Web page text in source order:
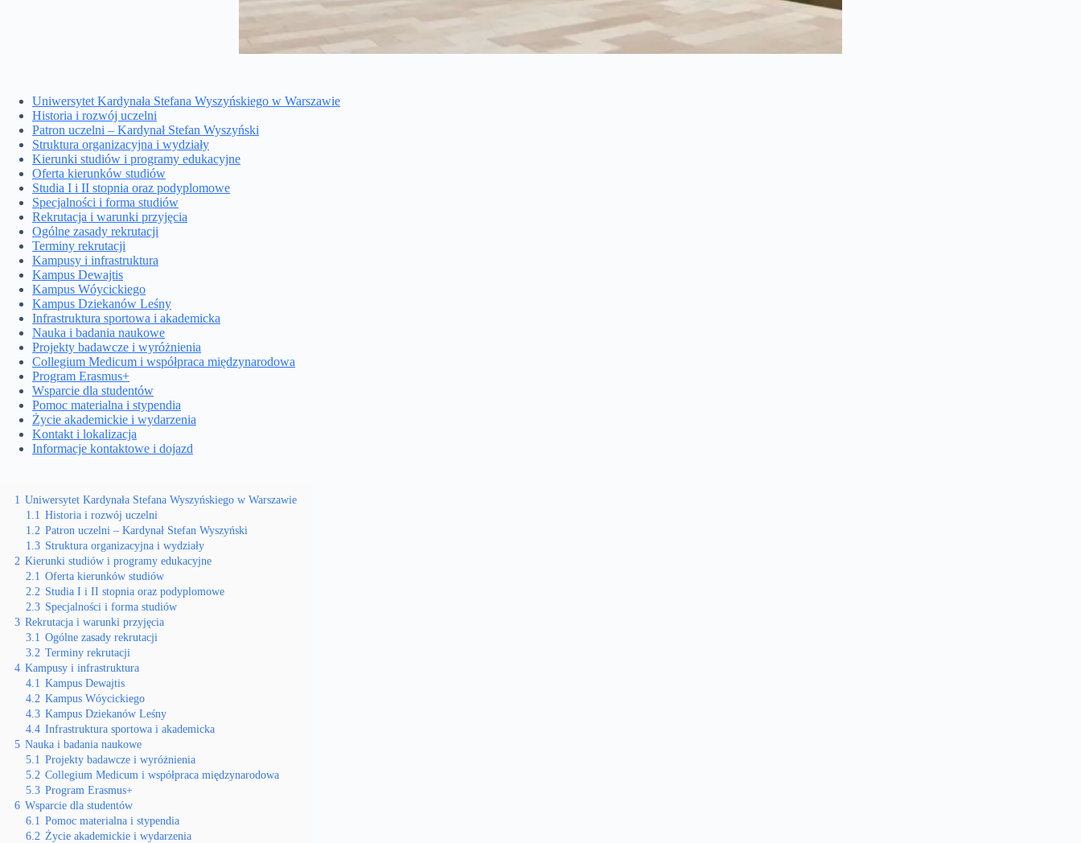
Uniwersytet Kardynała Stefana Wyszyńskiego w Warszawie
Historia i rozwój uczelni
Patron uczelni – Kardynał Stefan Wyszyński
Struktura organizacyjna i wydziały
Kierunki studiów i programy edukacyjne
Oferta kierunków studiów
Studia I i II stopnia oraz podyplomowe
Specjalności i forma studiów
Rekrutacja i warunki przyjęcia
Ogólne zasady rekrutacji
Terminy rekrutacji
Kampusy i infrastruktura
Kampus Dewajtis
Kampus Wóycickiego
Kampus Dziekanów Leśny
Infrastruktura sportowa i akademicka
Nauka i badania naukowe
Projekty badawcze i wyróżnienia
Collegium Medicum i współpraca międzynarodowa
Program Erasmus+
Wsparcie dla studentów
Pomoc materialna i stypendia
Życie akademickie i wydarzenia
Kontakt i lokalizacja
Informacje kontaktowe i dojazd
1 Uniwersytet Kardynała Stefana Wyszyńskiego w Warszawie
1.1 Historia i rozwój uczelni
1.2 Patron uczelni – Kardynał Stefan Wyszyński
1.3 Struktura organizacyjna i wydziały
2 Kierunki studiów i programy edukacyjne
2.1 Oferta kierunków studiów
2.2 Studia I i II stopnia oraz podyplomowe
2.3 Specjalności i forma studiów
3 Rekrutacja i warunki przyjęcia
3.1 Ogólne zasady rekrutacji
3.2 Terminy rekrutacji
4 Kampusy i infrastruktura
4.1 Kampus Dewajtis
4.2 Kampus Wóycickiego
4.3 Kampus Dziekanów Leśny
4.4 Infrastruktura sportowa i akademicka
5 Nauka i badania naukowe
5.1 Projekty badawcze i wyróżnienia
5.2 Collegium Medicum i współpraca międzynarodowa
5.3 Program Erasmus+
6 Wsparcie dla studentów
6.1 Pomoc materialna i stypendia
6.2 Życie akademickie i wydarzenia